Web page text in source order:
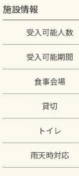
施設情報
受入可能人数
受入可能期間
食事会場
貸切
トイレ
雨天時対応